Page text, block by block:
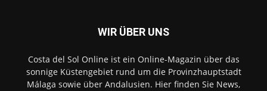
WIR ÜBER UNS
Costa del Sol Online ist ein Online-Magazin über das
sonnige Küstengebiet rund um die Provinzhauptstadt
Málaga sowie über Andalusien. Hier finden Sie News,